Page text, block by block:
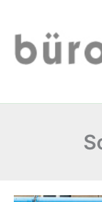
springen